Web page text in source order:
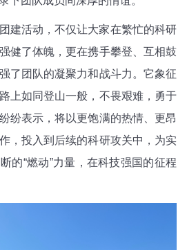
建活动，不仅让大家在繁忙的科研
健了体魄，更在携手攀登、互相鼓
了团队的凝聚力和战斗力。它象征
上如同登山一般，不畏艰难，勇于
纷表示，将以更饱满的热情、更昂
，投入到后续的科研攻关中，为实
的“燃动”力量，在科技强国的征程